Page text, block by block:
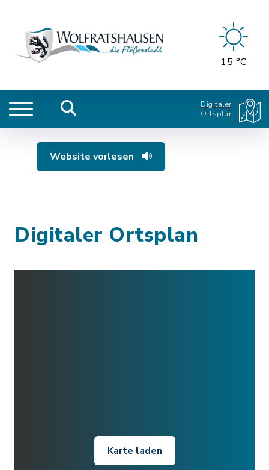
15 °C
Digitaler
Ortsplan
Website vorlesen
Digitaler Ortsplan
Karte laden